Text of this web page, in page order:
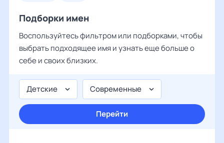
Подборки имен
Воспользуйтесь фильтром или подборками, чтобы
выбрать подходящее имя и узнать еще больше о
себе и своих близких.
Детские Современные
Перейти